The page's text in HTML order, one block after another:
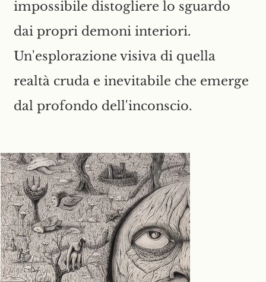
impossibile distogliere lo sguardo
dai propri demoni interiori.
Un'esplorazione visiva di quella
realtà cruda e inevitabile che emerge
dal profondo dell'inconscio.